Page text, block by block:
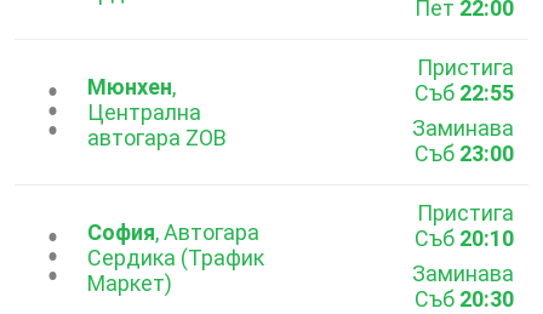
Пет 22:00
...Мюнхен,
Централна
автогара ZOB
Пристига
Съб 22:55
Заминава
Съб 23:00
...София, Автогара
Сердика (Трафик
Маркет)
Пристига
Съб 20:10
Заминава
Съб 20:30